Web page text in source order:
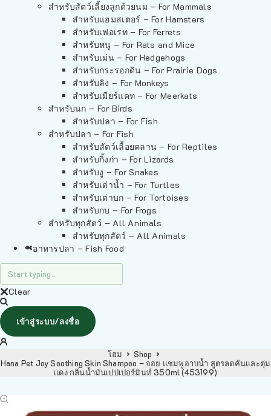
สำหรับสัตว์เลี้ยงลูกด้วยนม – For Mammals
สำหรับแฮมสเตอร์ – For Hamsters
สำหรับเฟอเรท – For Ferrets
สำหรับหนู – For Rats and Mice
สำหรับเม่น – For Hedgehogs
สำหรับกระรอกดิน – For Prairie Dogs
สำหรับลิง – For Monkeys
สำหรับเมียร์แคท – For Meerkats
สำหรับนก – For Birds
สำหรับปลา – For Fish
สำหรับปลา – For Fish
สำหรับสัตว์เลื้อยคลาน – For Reptiles
สำหรับกิ้งก่า – For Lizards
สำหรับงู – For Snakes
สำหรับเต่าน้ำ – For Turtles
สำหรับเต่าบก – For Tortoises
สำหรับกบ – For Frogs
สำหรับทุกสัตว์ – All Animals
สำหรับทุกสัตว์ – All Animals
อาหารปลา – Fish Food
Clear
เข้าสู่ระบบ/ลงชื่อ
โฮม
Shop
Hana Pet Joy Soothing Skin Shampoo – จอย แชมพูอาบน้ำ สูตรลดคันเเละตุ่ม
เเดง กลิ่นน้ำมันเปปเปอร์มินท์ 350ml (453199)